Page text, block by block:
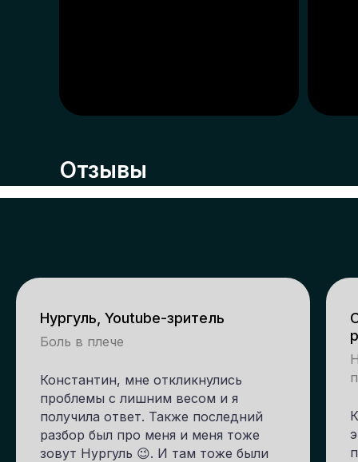
Отзывы
Нургуль, Youtube-зритель
Боль в плече
Константин, мне откликнулись
проблемы с лишним весом и я
получила ответ. Также последний
разбор был про меня и меня тоже
зовут Нургуль 😉. И там тоже были